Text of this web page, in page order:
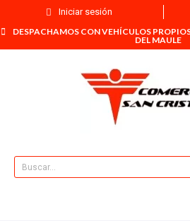
Iniciar sesión
DESPACHAMOS CON VEHÍCULOS
DEL MAULE